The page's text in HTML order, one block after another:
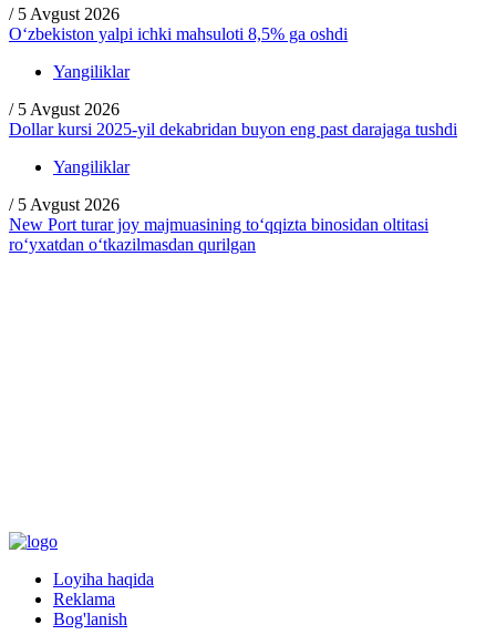
/ 5 Avgust 2026
O‘zbekiston yalpi ichki mahsuloti 8,5% ga oshdi
Yangiliklar
/ 5 Avgust 2026
Dollar kursi 2025-yil dekabridan buyon eng past darajaga tushdi
Yangiliklar
/ 5 Avgust 2026
New Port turar joy majmuasining to‘qqizta binosidan oltitasi
ro‘yxatdan o‘tkazilmasdan qurilgan
Loyiha haqida
Reklama
Bog'lanish